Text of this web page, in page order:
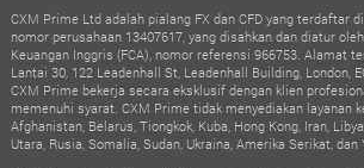
CXM Prime Ltd adalah pialang FX dan CFD yang terdaftar
nomor perusahaan 13407617, yang disahkan dan diatur
Keuangan Inggris (FCA), nomor referensi 966753. Alamat
Lantai 30, 122 Leadenhall St, Leadenhall Building, London,
CXM Prime bekerja secara eksklusif dengan klien
memenuhi syarat. CXM Prime tidak menyediakan layanan
Afghanistan, Belarus, Tiongkok, Kuba, Hong Kong, Iran,
Utara, Rusia, Somalia, Sudan, Ukraina, Amerika Serikat, dan